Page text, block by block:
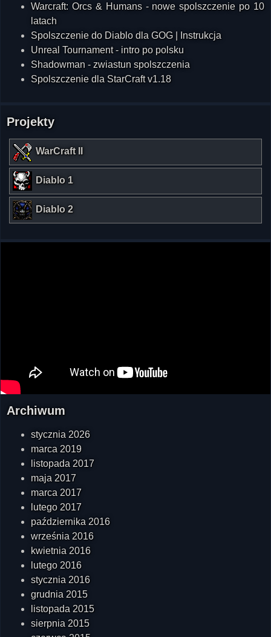
Warcraft: Orcs & Humans - nowe spolszczenie po 10
latach
Spolszczenie do Diablo dla GOG | Instrukcja
Unreal Tournament - intro po polsku
Shadowman - zwiastun spolszczenia
Spolszczenie dla StarCraft v1.18
Projekty
WarCraft II
Diablo 1
Diablo 2
Archiwum
stycznia 2026
marca 2019
listopada 2017
maja 2017
marca 2017
lutego 2017
października 2016
września 2016
kwietnia 2016
lutego 2016
stycznia 2016
grudnia 2015
listopada 2015
sierpnia 2015